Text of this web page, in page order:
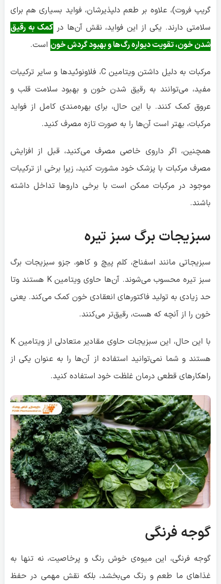
گریپ فروت)، علاوه بر طعم دلپذیرشان، فواید بسیاری هم برای
سلامتی دارند. یکی از این فواید، نقش آن‌ها درکمک به رقیق
شدن خون،تقویت دیواره رگ‌ها و بهبود گردش خون است.
مرکبات به دلیل داشتن ویتامین C، فلاونوئیدها و سایر ترکیبات
مفید، می‌توانند به رقیق شدن خون و بهبود سلامت قلب و
عروق کمک کنند. با این حال، برای بهره‌مندی کامل از فواید
مرکبات، بهتر است آن‌ها را به صورت تازه مصرف کنید.
همچنین، اگر داروی خاصی مصرف می‌کنید، قبل از افزایش
مصرف مرکبات با پزشک خود مشورت کنید، زیرا برخی از ترکیبات
موجود در مرکبات ممکن است با برخی داروها تداخل داشته
باشند.
سبزیجات برگ سبز تیره
سبزیجاتی مانند اسفناج، کلم پیچ و کاهو، جزو سبزیجات برگ
سبز تیره محسوب می‌شوند. آن‌ها حاوی ویتامین K هستند وتا
حد زیادی به تولید فاکتورهای انعقادی خون کمک می‌کند. یعنی
خون را از آنچه که هست، رقیق‌تر می‌کنند.
با این حال، این سبزیجات حاوی مقادیر متعادلی از ویتامین K
هستند و شما نمی‌توانید استفاده از آن‌ها را به عنوان یکی از
راهکارهای قطعی درمان غلظت خود استفاده کنید.
گوجه فرنگی
گوجه فرنگی، این میوه‌ی خوش رنگ و پرخاصیت، نه تنها به
غذاهای ما طعم و رنگ می‌بخشد، بلکه نقش مهمی در حفظ